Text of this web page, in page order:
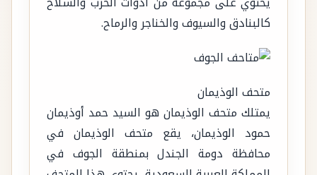
كالبنادق والسيوف والخناجر والرماح.
متحف الوذيمان
يمتلك متحف الوذيمان هو السيد حمد أوذيمان
حمود الوذيمان، يقع متحف الوذيمان في
محافظة دومة الجندل بمنطقة الجوف في